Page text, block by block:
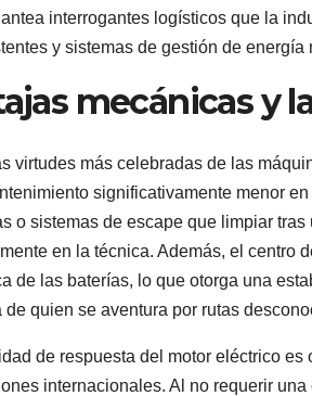
interrogantes logísticos que la
y sistemas de gestión de energía
mecánicas y
virtudes más celebradas de las
significativamente menor
o sistemas de escape que limpiar
en la técnica. Además, el centro
de las baterías, lo que otorga una
de quien se aventura por rutas
de respuesta del motor eléctrico
internacionales. Al no requerir